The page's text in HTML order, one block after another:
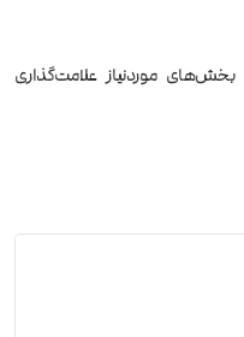
بخش‌های موردنیاز علامت‌گذاری